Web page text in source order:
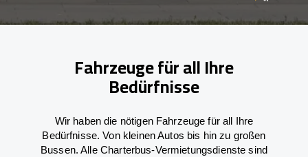
Fahrzeuge für all Ihre
Bedürfnisse
Wir haben die nötigen Fahrzeuge für all Ihre
Bedürfnisse. Von kleinen Autos bis hin zu großen
Bussen. Alle Charterbus-Vermietungsdienste sind